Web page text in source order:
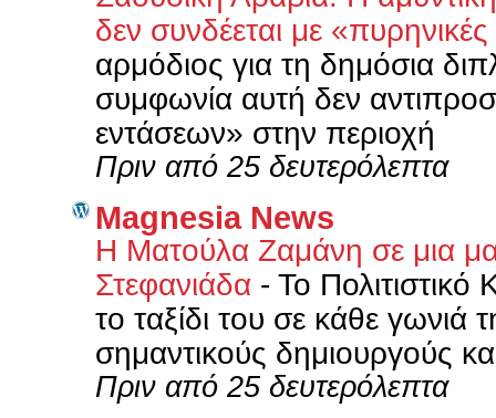
δεν συνδέεται με
αρμόδιος για τη δημόσια
συμφωνία αυτή δεν
εντάσεων» στην περιοχή
Πριν από 25 δευτερόλεπτα
Magnesia News
Η Ματούλα Ζαμάνη σε μια
Στεφανιάδα - Το Πολιτιστικό
το ταξίδι του σε κάθε γωνιά
σημαντικούς δημιουργούς
Πριν από 25 δευτερόλεπτα